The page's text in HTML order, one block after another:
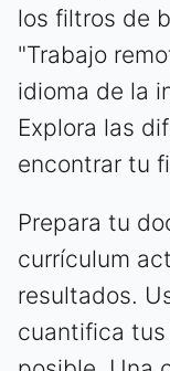
los filtros de
"Trabajo
idioma de la
Explora las
encontrar tu
Prepara tu
currículum
resultados.
cuantifica tus